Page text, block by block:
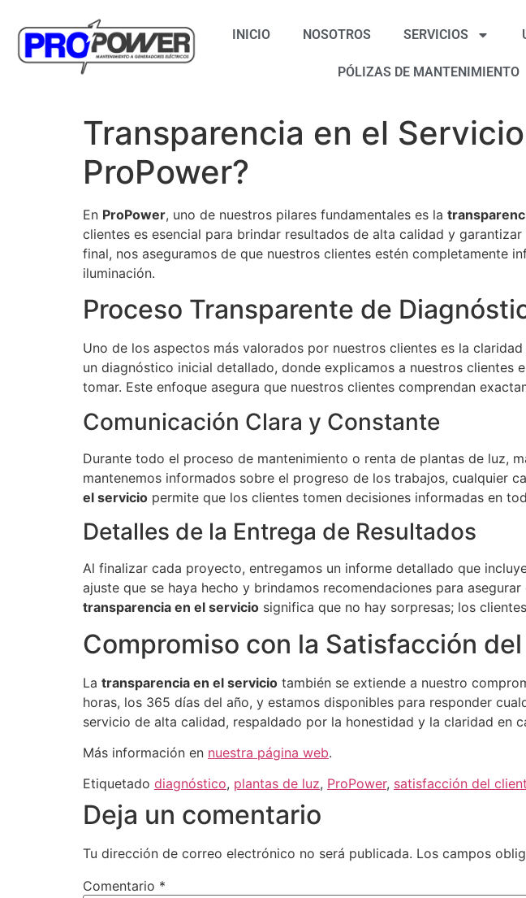
INICIO NOSOTROS SERVICIOS
PÓLIZAS DE MANTENIMIENTO
Transparencia en el
ProPower?
En ProPower, uno de nuestros pilares fundamentales es la
clientes es esencial para brindar resultados de alta calidad y
final, nos aseguramos de que nuestros clientes estén completamente
iluminación.
Proceso Transparente de
Uno de los aspectos más valorados por nuestros clientes es la
un diagnóstico inicial detallado, donde explicamos a nuestros
tomar. Este enfoque asegura que nuestros clientes comprendan
Comunicación Clara y Constante
Durante todo el proceso de mantenimiento o renta de plantas de luz,
mantenemos informados sobre el progreso de los trabajos, cualquier
el servicio permite que los clientes tomen decisiones informadas en
Detalles de la Entrega de Resultados
Al finalizar cada proyecto, entregamos un informe detallado que
ajuste que se haya hecho y brindamos recomendaciones para
transparencia en el servicio significa que no hay sorpresas; los
Compromiso con la Satisfacción
La transparencia en el servicio también se extiende a nuestro
horas, los 365 días del año, y estamos disponibles para responder
servicio de alta calidad, respaldado por la honestidad y la claridad en
Más información en nuestra página web.
Etiquetado diagnóstico, plantas de luz, ProPower, satisfacción del
Deja un comentario
Tu dirección de correo electrónico no será publicada. Los campos
Comentario *